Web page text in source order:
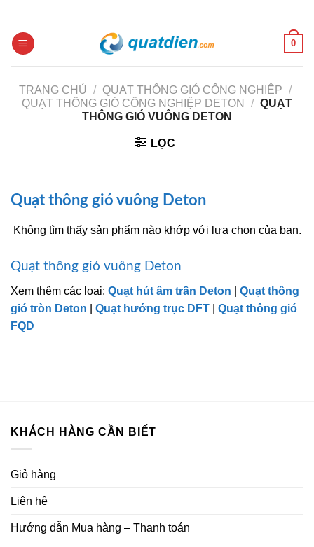
content
0
TRANG CHỦ / QUẠT THÔNG GIÓ CÔNG NGHIỆP /
QUẠT THÔNG GIÓ CÔNG NGHIỆP DETON
/ QUẠT
THÔNG GIÓ VUÔNG DETON
LỌC
Quạt thông gió vuông Deton
Không tìm thấy sản phẩm nào khớp với lựa chọn của bạn.
Quạt thông gió vuông Deton
Xem thêm các loại: Quạt hút âm trần Deton
Quạt thông
gió tròn Deton
Quạt hướng trục DFT
Quạt thông gió
FQD
KHÁCH HÀNG CẦN BIẾT
Giỏ hàng
Liên hệ
Hướng dẫn Mua hàng – Thanh toán